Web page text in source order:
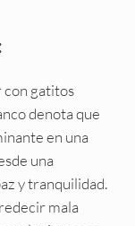
con gatitos
denota que
en una
una
y tranquilidad.
mala